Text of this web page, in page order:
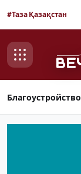
#Таза Қазақстан
Благоустройство